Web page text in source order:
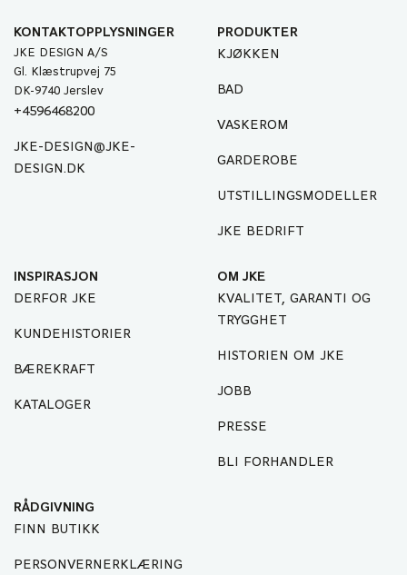
KONTAKTOPPLYSNINGER
JKE DESIGN A/S
Gl. Klæstrupvej 75
DK-9740 Jerslev
+4596468200
JKE-DESIGN@JKE-
DESIGN.DK
PRODUKTER
KJØKKEN
BAD
VASKEROM
GARDEROBE
UTSTILLINGSMODELLER
JKE BEDRIFT
INSPIRASJON
DERFOR JKE
KUNDEHISTORIER
BÆREKRAFT
KATALOGER
OM JKE
KVALITET, GARANTI OG
TRYGGHET
HISTORIEN OM JKE
JOBB
PRESSE
BLI FORHANDLER
RÅDGIVNING
FINN BUTIKK
PERSONVERNERKLÆRING